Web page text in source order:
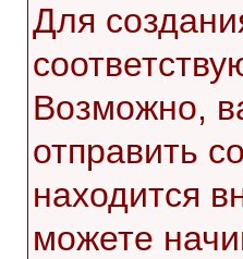
Для
Возможно,
отправить
находится
можете